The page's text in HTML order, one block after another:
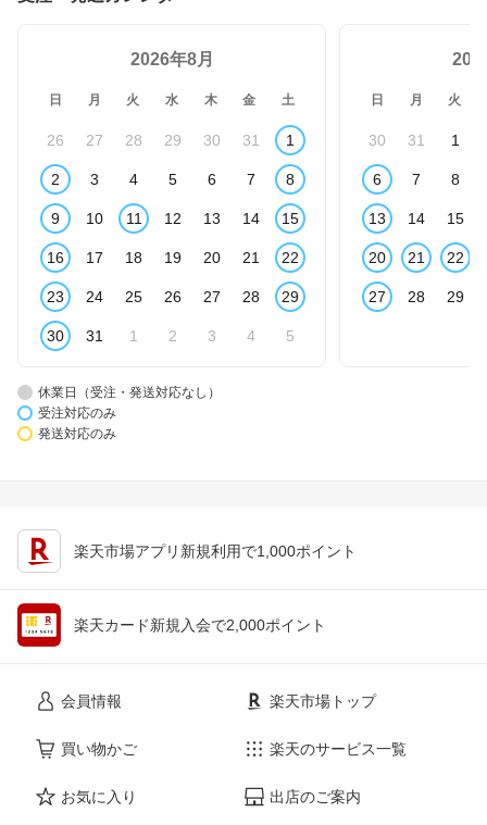
2026年8月
日 月 火 水 木 金 土
26 27 28 29 30 31 1
2 3 4 5 6 7 8
9 10 11 12 13 14 15
16 17 18 19 20 21 22
23 24 25 26 27 28 29
30 31 1 2 3 4 5
日 月 火
30 31 1
6 7 8
13 14 15
20 21 22
27 28 29
休業日（受注・発送対応なし）
受注対応のみ
発送対応のみ
楽天市場アプリ新規利用で1,000ポイント
楽天カード新規入会で2,000ポイント
会員情報
買い物かご
お気に入り
楽天市場トップ
楽天のサービス一覧
出店のご案内